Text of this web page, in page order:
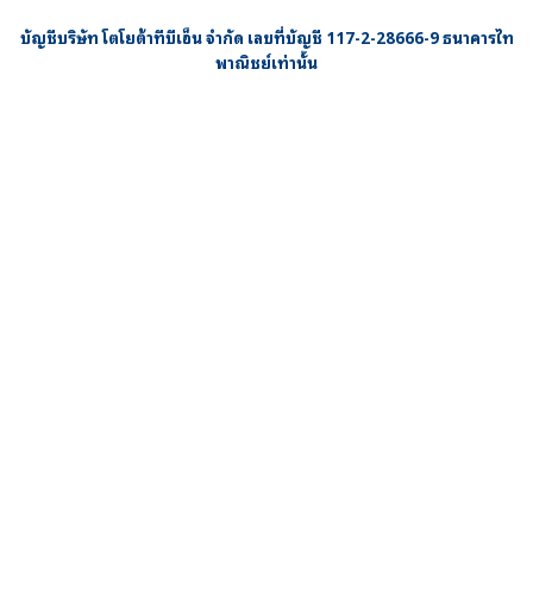
บัญชีบริษัท โตโยต้าทีบีเอ็น จำกัด เลขที่บัญชี 117-2-28666-9 ธนาคารไท
พาณิชย์เท่านั้น